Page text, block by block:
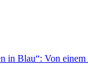
in Blau“: Von